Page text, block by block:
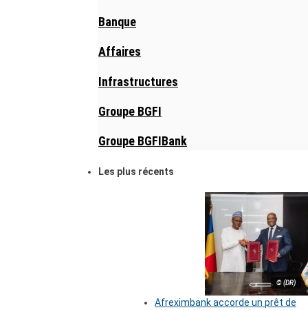
Banque
Affaires
Infrastructures
Groupe BGFI
Groupe BGFIBank
Les plus récents
© (DR)
Afreximbank accorde un prêt de